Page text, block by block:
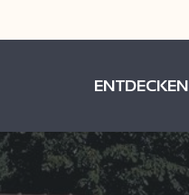
ENTDECKEN